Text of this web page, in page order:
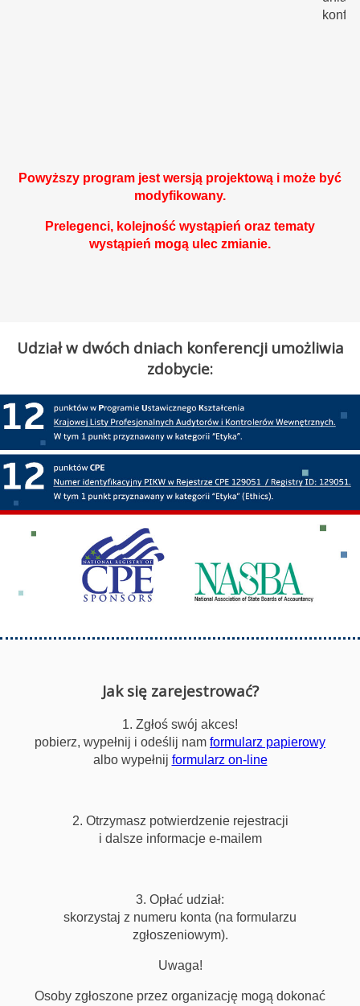
Powyższy program jest wersją projektową i może być
modyfikowany.
Prelegenci, kolejność wystąpień oraz tematy
wystąpień mogą ulec zmianie.
Udział w dwóch dniach konferencji umożliwia
zdobycie:
Jak się zarejestrować?
1. Zgłoś swój akces!
pobierz, wypełnij i odeślij nam formularz papierowy
albo wypełnij formularz on-line
2. Otrzymasz potwierdzenie rejestracji
i dalsze informacje e-mailem
3. Opłać udział:
skorzystaj z numeru konta (na formularzu
zgłoszeniowym).
Uwaga!
Osoby zgłoszone przez organizację mogą dokonać